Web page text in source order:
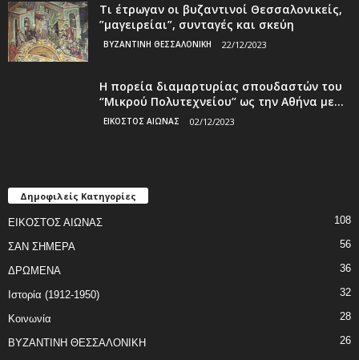
Τι έτρωγαν οι βυζαντινοί Θεσσαλονικείς,
”μαγειρείαι”, συνταγές και σκεύη
ΒΥΖΑΝΤΙΝΗ ΘΕΣΣΑΛΟΝΙΚΗ 22/12/2023
Η πορεία διαμαρτυρίας σπουδαστών του
‘’Μικρού Πολυτεχνείου’’ ως την Αθήνα με...
ΕΙΚΟΣΤΟΣ ΑΙΩΝΑΣ 02/12/2023
Δημοφιλείς Κατηγορίες
ΕΙΚΟΣΤΟΣ ΑΙΩΝΑΣ 108
ΣΑΝ ΣΗΜΕΡΑ 56
ΔΡΩΜΕΝΑ 36
Ιστορία (1912-1950) 32
Κοινωνία 28
ΒΥΖΑΝΤΙΝΗ ΘΕΣΣΑΛΟΝΙΚΗ
26